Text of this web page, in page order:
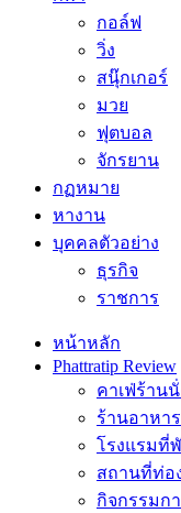
กอล์ฟ
วิ่ง
สนุ๊กเกอร์
มวย
ฟุตบอล
จักรยาน
กฏหมาย
หางาน
บุคคลตัวอย่าง
ธุรกิจ
ราชการ
หน้าหลัก
Phattratip Review
คาเฟ่ร้านนั่
ร้านอาหาร
โรงแรมที่
สถานที่ท่อ
กิจกรรมก